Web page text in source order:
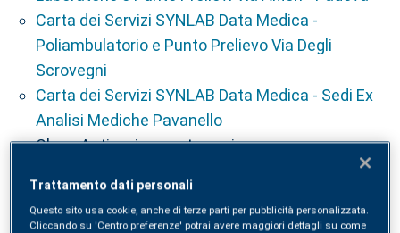
Carta dei Servizi SYNLAB Data Medica -
Poliambulatorio e Punto Prelievo Via Degli
Scrovegni
Carta dei Servizi SYNLAB Data Medica - Sedi Ex
Analisi Mediche Pavanello
Class Action: in questa sezione non sono
Liste d'attesa Veneto
Costi Contabilizzati
Trattamento dati personali
Questo sito usa cookie, anche di terze parti per pubblicità personalizzata.
Cliccando su 'Centro preferenze' potrai avere maggiori dettagli su come